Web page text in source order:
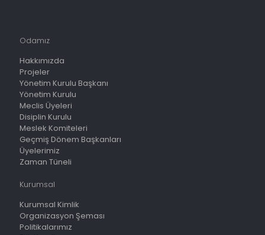
Odamız
Hakkımızda
Projeler
Yönetim Kurulu Başkanı
Yönetim Kurulu
Meclis Üyeleri
Disiplin Kurulu
Meslek Komiteleri
Geçmiş Dönem Başkanları
Üyelerimiz
Zaman Tüneli
Kurumsal
Kurumsal Kimlik
Organizasyon Şeması
Politikalarımız